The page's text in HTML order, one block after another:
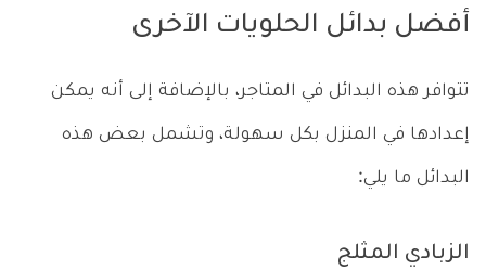
أفضل بدائل الحلويات الآخرى
تتوافر هذه البدائل في المتاجر، بالإضافة إلى أنه يمكن
إعدادها في المنزل بكل سهولة، وتشمل بعض هذه
البدائل ما يلي:
الزبادي المثلج